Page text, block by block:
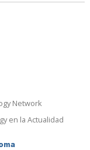
Network
en la Actualidad